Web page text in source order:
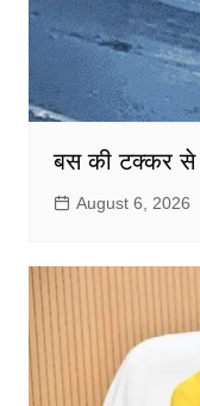
बस की टक्कर से
August 6, 2026